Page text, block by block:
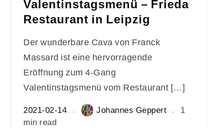
Valentinstagsmenü – Frieda
Restaurant in Leipzig
Der wunderbare Cava von Franck
Massard ist eine hervorragende
Eröffnung zum 4-Gang
Valentinstagsmenü vom Restaurant […]
2021-02-14 Johannes Geppert
1
min read